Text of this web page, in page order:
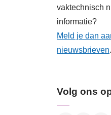
vaktechnisch
informatie?
Meld je dan
nieuwsbrieven.
Volg ons